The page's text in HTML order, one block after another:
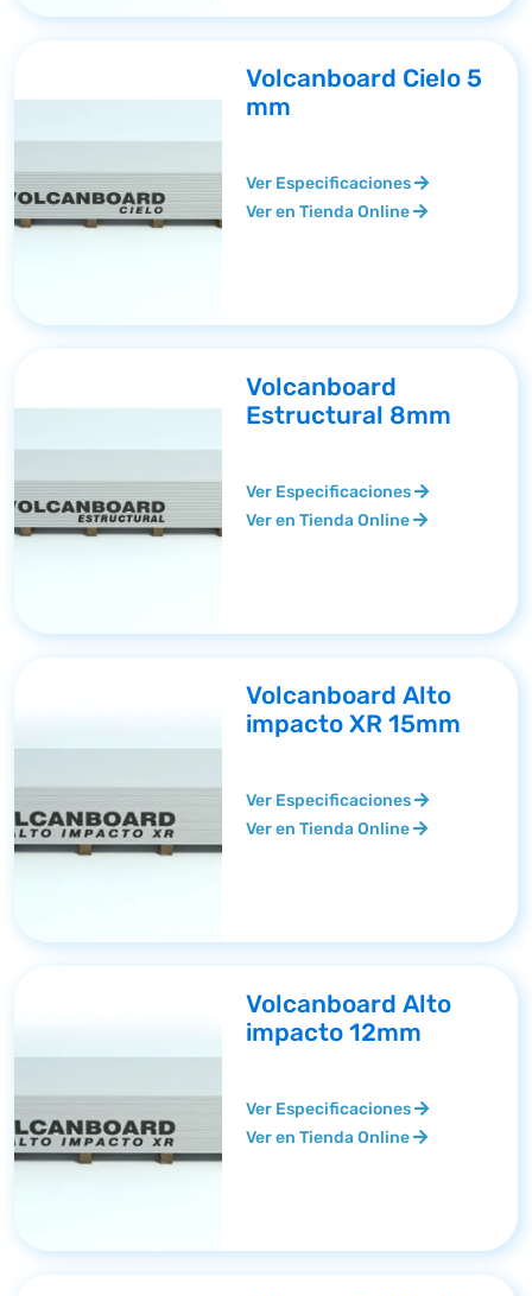
Volcanboard Cielo 5
mm
Ver Especificaciones
Ver en Tienda Online
Volcanboard
Estructural 8mm
Ver Especificaciones
Ver en Tienda Online
Volcanboard Alto
impacto XR 15mm
Ver Especificaciones
Ver en Tienda Online
Volcanboard Alto
impacto 12mm
Ver Especificaciones
Ver en Tienda Online